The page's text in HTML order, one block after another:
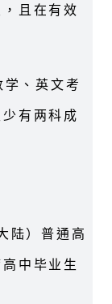
且在有效
、英文考
有两科成
陆）普通高
中毕业生